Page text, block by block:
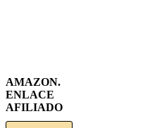
AMAZON.
ENLACE
AFILIADO